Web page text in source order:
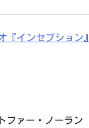
『インセプション』
ファー・ノーラン